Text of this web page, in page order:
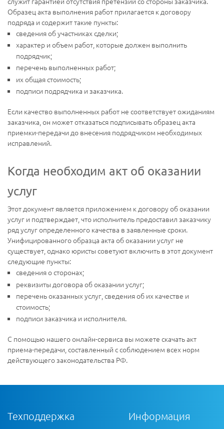
Образец акта выполнения работ прилагается к договору
подряда и содержит такие пункты:
сведения об участниках сделки;
характер и объем работ, которые должен выполнить
подрядчик;
перечень выполненных работ;
их общая стоимость;
подписи подрядчика и заказчика.
Если качество выполненных работ не соответствует ожиданиям
заказчика, он может отказаться подписывать образец акта
приемки-передачи до внесения подрядчиком необходимых
исправлений.
Когда необходим акт об оказании
услуг
Этот документ является приложением к договору об оказании
услуг и подтверждает, что исполнитель предоставил заказчику
ряд услуг определенного качества в заявленные сроки.
Унифицированного образца акта об оказании услуг не
существует, однако юристы советуют включить в этот документ
следующие пункты:
сведения о сторонах;
реквизиты договора об оказании услуг;
перечень оказанных услуг, сведения об их качестве и
стоимость;
подписи заказчика и исполнителя.
С помощью нашего онлайн-сервиса вы можете скачать акт
приема-передачи, составленный с соблюдением всех норм
действующего законодательства РФ.
Техподдержка Информация